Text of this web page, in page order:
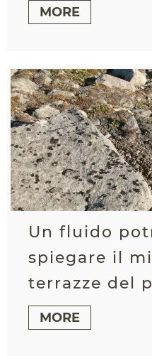
MORE
Un fluido
spiegare il
terrazze del
MORE